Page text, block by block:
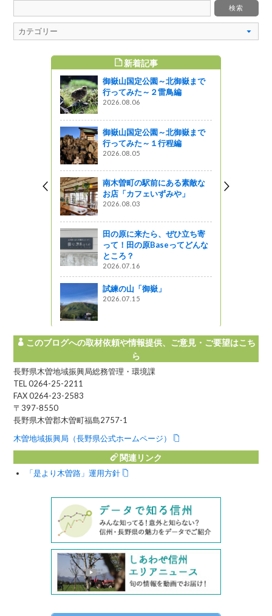
新着記事
御嶽山国定公園～北御嶽まで
行ってみた～２雷鳥編
2026.08.06
御嶽山国定公園～北御嶽まで
行ってみた～１行程編
2026.08.05
南木曽町の駅前にある素敵な
お店「カフェいずみや」
2026.08.03
田の原に来たら、ぜひ立ち寄
って！田の原Baseってどんな
ところ？
2026.07.16
試練の山「御嶽」
2026.07.15
このブログへの取材依頼や情報提供、ご意見・ご要望はこち
ら
長野県木曽地域振興局総務管理・環境課
TEL 0264-25-2211
FAX 0264-23-2583
〒397-8550
長野県木曽郡木曽町福島2757-1
木曽地域振興局（長野県公式ホームページ）
関連リンク
「是より木曽路」運用方針